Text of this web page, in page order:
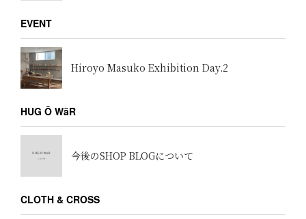
EVENT
Hiroyo Masuko Exhibition Day.2
HUG Ō WäR
今後のSHOP BLOGについて
CLOTH & CROSS